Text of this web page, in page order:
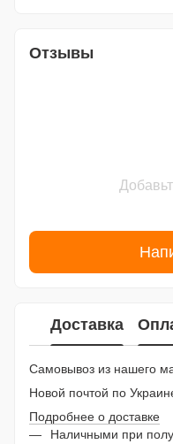
Отзывы
Доставка
Самовывоз из нашего
Новой почтой по
Подробнее о доставке
Наличными при